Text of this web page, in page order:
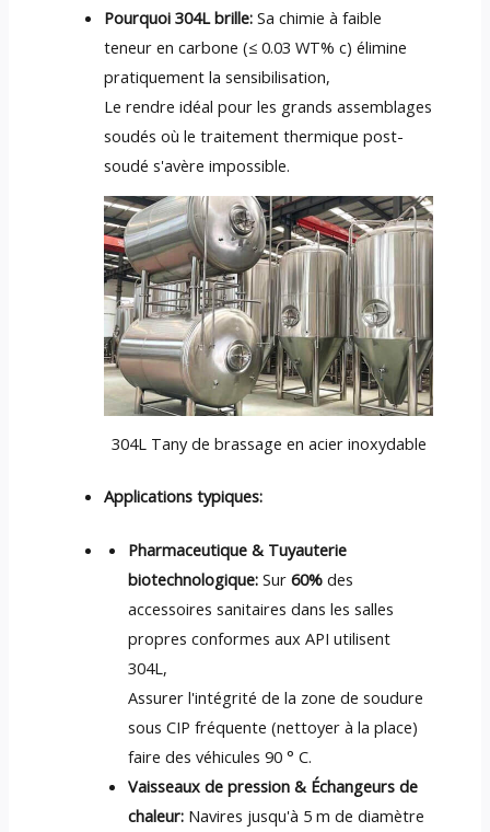
Pourquoi 304L brille: Sa chimie à faible
teneur en carbone (≤ 0.03 WT% c) élimine
pratiquement la sensibilisation,
Le rendre idéal pour les grands assemblages
soudés où le traitement thermique post-
soudé s'avère impossible.
304L Tany de brassage en acier inoxydable
Applications typiques:
Pharmaceutique & Tuyauterie
biotechnologique: Sur60% des
accessoires sanitaires dans les salles
propres conformes aux API utilisent
304L,
Assurer l'intégrité de la zone de soudure
sous CIP fréquente (nettoyer à la place)
faire des véhicules 90 ° C.
Vaisseaux de pression & Échangeurs de
chaleur: Navires jusqu'à 5 m de diamètre